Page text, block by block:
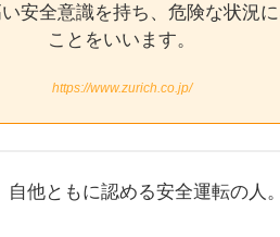
安全意識を持ち、危険な状況
ことをいいます。
https://www.zurich.co.jp/
他ともに認める安全運転の人。